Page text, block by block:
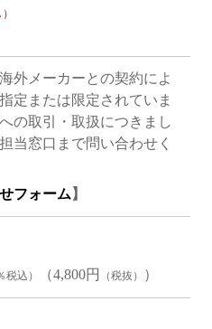
外メーカーとの契約によ
定または限定されていま
の取引・取扱につきまし
当窓口まで問い合わせく
フォーム 】
税込） （4,800円 （税抜） ）